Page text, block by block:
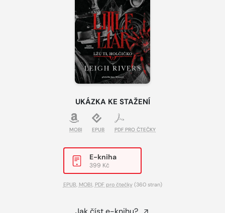
UKÁZKA KE STAŽENÍ
MOBI EPUB PDF PRO ČTEČKY
E-kniha
399 Kč
EPUB, MOBI, PDF pro čtečky(360 stran)